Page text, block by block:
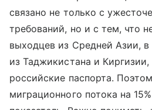
связано не только с
требований, но и с тем, что
выходцев из Средней Азии, в
из Таджикистана и
российские паспорта.
миграционного потока на